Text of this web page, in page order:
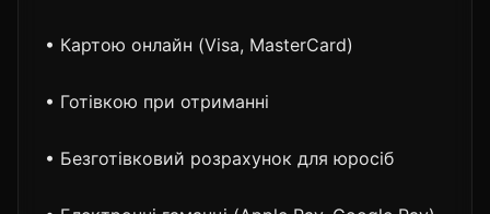
• Картою онлайн (Visa, MasterCard)
• Готівкою при отриманні
• Безготівковий розрахунок для юросіб